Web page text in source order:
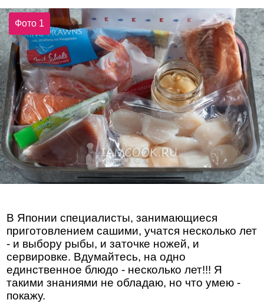
Фото 1
В Японии специалисты, занимающиеся
приготовлением сашими, учатся несколько лет
- и выбору рыбы, и заточке ножей, и
сервировке. Вдумайтесь, на одно
единственное блюдо - несколько лет!!! Я
такими знаниями не обладаю, но что умею -
покажу.